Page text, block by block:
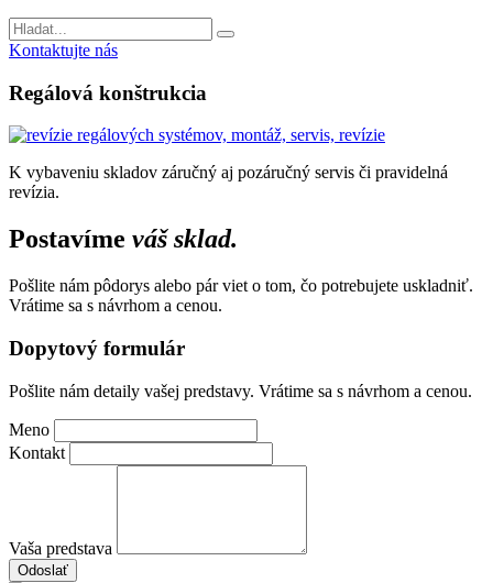
Vyhladavanie
Kontaktujte nás
Regálová konštrukcia
K vybaveniu skladov záručný aj pozáručný servis či pravidelná
revízia.
Postavíme váš sklad.
Pošlite nám pôdorys alebo pár viet o tom, čo potrebujete uskladniť.
Vrátime sa s návrhom a cenou.
Dopytový formulár
Pošlite nám detaily vašej predstavy. Vrátime sa s návrhom a cenou.
Meno
Kontakt
Vaša predstava
Odoslať